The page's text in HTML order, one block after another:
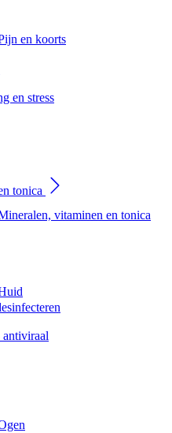
en koorts
en stress
tonica
vitaminen en tonica
antiviraal